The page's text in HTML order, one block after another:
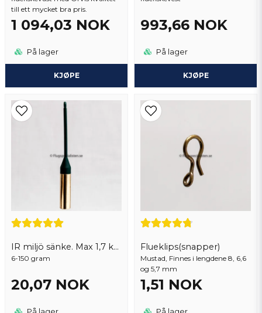
till ett mycket bra pris.
1 094,03 NOK
På lager
KJØPE
993,66 NOK
På lager
KJØPE
IR miljö sänke. Max 1,7 kg per order
6-150 gram
20,07 NOK
Flueklips(snapper)
Mustad, Finnes i lengdene 8, 6,6
og 5,7 mm
1,51 NOK